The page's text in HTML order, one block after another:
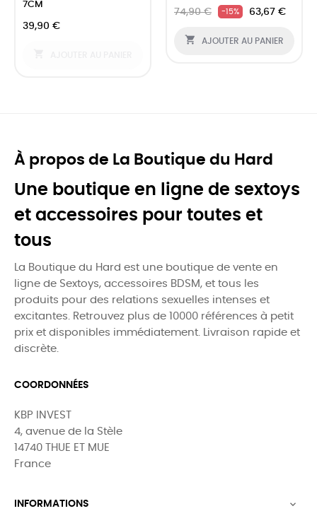
7CM
39,90 €
74,90 € -15% 63,67 €
 AJOUTER AU PANIER
À propos de La Boutique du Hard
Une boutique en ligne de sextoys
et accessoires pour toutes et
tous
La Boutique du Hard est une boutique de vente en
ligne de Sextoys, accessoires BDSM, et tous les
produits pour des relations sexuelles intenses et
excitantes. Retrouvez plus de 10000 références à petit
prix et disponibles immédiatement. Livraison rapide et
discrète.
COORDONNÉES
KBP INVEST
4, avenue de la Stèle
14740 THUE ET MUE
France
INFORMATIONS 